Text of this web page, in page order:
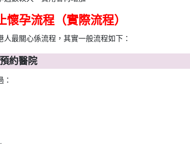
懷孕流程（實際流程）
人最關心係流程，其實一般流程如下：
約醫院
：